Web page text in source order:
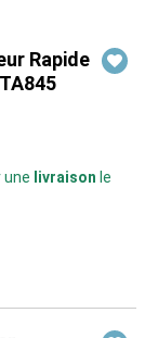
Rapide
une livraison le